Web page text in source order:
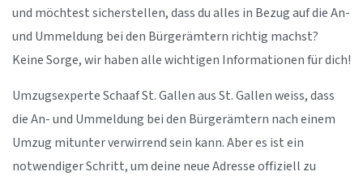
und möchtest sicherstellen, dass du alles in Bezug auf die An-
und Ummeldung bei den Bürgerämtern richtig machst?
Keine Sorge, wir haben alle wichtigen Informationen für dich!
Umzugsexperte Schaaf St. Gallen aus St. Gallen weiss, dass
die An- und Ummeldung bei den Bürgerämtern nach einem
Umzug mitunter verwirrend sein kann. Aber es ist ein
notwendiger Schritt, um deine neue Adresse offiziell zu